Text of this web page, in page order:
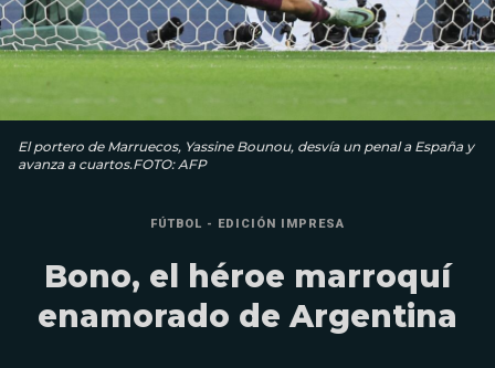
El portero de Marruecos, Yassine Bounou, desvía un penal a España y
avanza a cuartos.FOTO: AFP
FÚTBOL - EDICIÓN IMPRESA
Bono, el héroe marroquí
enamorado de Argentina